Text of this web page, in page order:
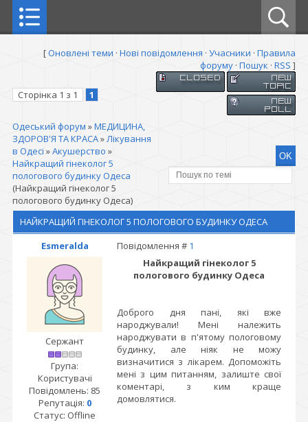
[Оновлені теми · Нові повідомлення · Учасники · Правила
форуму · Пошук · RSS ]
Сторінка 1 з 1 1
Одеський форум »МЕДИЦИНА,
ЗДОРОВ'Я ТА КРАСА»Лікування
в Одесі »Акушерство »
Найкращий гінеколог 5
пологового будинку Одеса
(Найкращий гінеколог 5
пологового будинку Одеса)
НАЙКРАЩИЙ ГІНЕКОЛОГ 5 ПОЛОГОВОГО БУДИНКУ ОДЕСА
Esmeralda
Повідомлення # 1
Сержант
Група:
Користувачі
Повідомлень: 85
Репутація: 0
Статус: Offline
Найкращий гінеколог 5
пологового будинку Одеса
Доброго дня пані, які вже
народжували! Мені належить
народжувати в п'ятому пологовому
будинку, але ніяк не можу
визначитися з лікарем. Допоможіть
мені з цим питанням, залиште свої
коментарі, з ким краще
домовлятися.